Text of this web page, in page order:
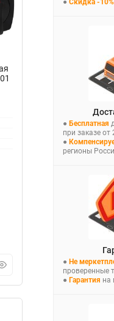
● Скидка -10%
● Бесплатная
при заказе от
●
регионы
● Не
проверенные
● Гарантия на